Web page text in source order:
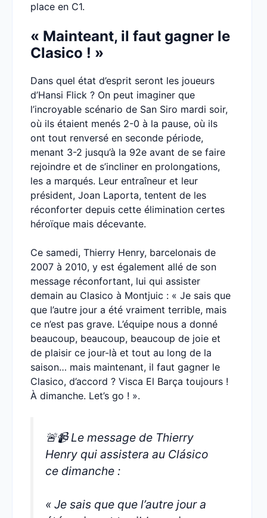
place en C1.
« Mainteant, il faut gagner le
Clasico ! »
Dans quel état d’esprit seront les joueurs
d’Hansi Flick ? On peut imaginer que
l’incroyable scénario de San Siro mardi soir,
où ils étaient menés 2-0 à la pause, où ils
ont tout renversé en seconde période,
menant 3-2 jusqu’à la 92e avant de se faire
rejoindre et de s’incliner en prolongations,
les a marqués. Leur entraîneur et leur
président, Joan Laporta, tentent de les
réconforter depuis cette élimination certes
héroïque mais décevante.
Ce samedi, Thierry Henry, barcelonais de
2007 à 2010, y est également allé de son
message réconfortant, lui qui assister
demain au Clasico à Montjuic : « Je sais que
que l’autre jour a été vraiment terrible, mais
ce n’est pas grave. L’équipe nous a donné
beaucoup, beaucoup, beaucoup de joie et
de plaisir ce jour-là et tout au long de la
saison… mais maintenant, il faut gagner le
Clasico, d’accord ? Visca El Barça toujours !
À dimanche. Let’s go ! ».
🚨📹 Le message de Thierry
Henry qui assistera au Clásico
ce dimanche :
« Je sais que que l’autre jour a